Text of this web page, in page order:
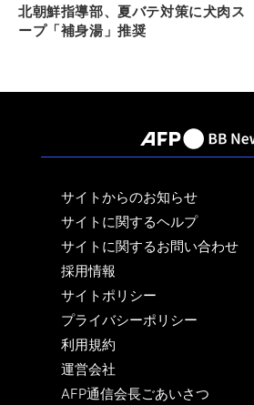
北朝鮮指導部、夏バテ対策に犬肉ス
ープ「補身湯」推奨
サイトからのお知らせ
サイトに関するヘルプ
サイトに関するお問い合わせ
採用情報
サイトポリシー
プライバシーポリシー
利用規約
運営会社
AFP通信会長ごあいさつ